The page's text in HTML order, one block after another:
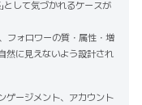
として気づかれるケースが
フォロワーの質・属性・増
然に見えないよう設計され
ゲージメント、アカウント